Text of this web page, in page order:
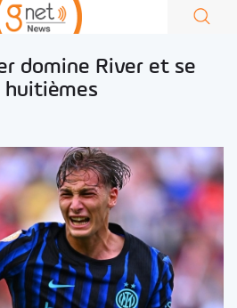
domine River et se
huitièmes